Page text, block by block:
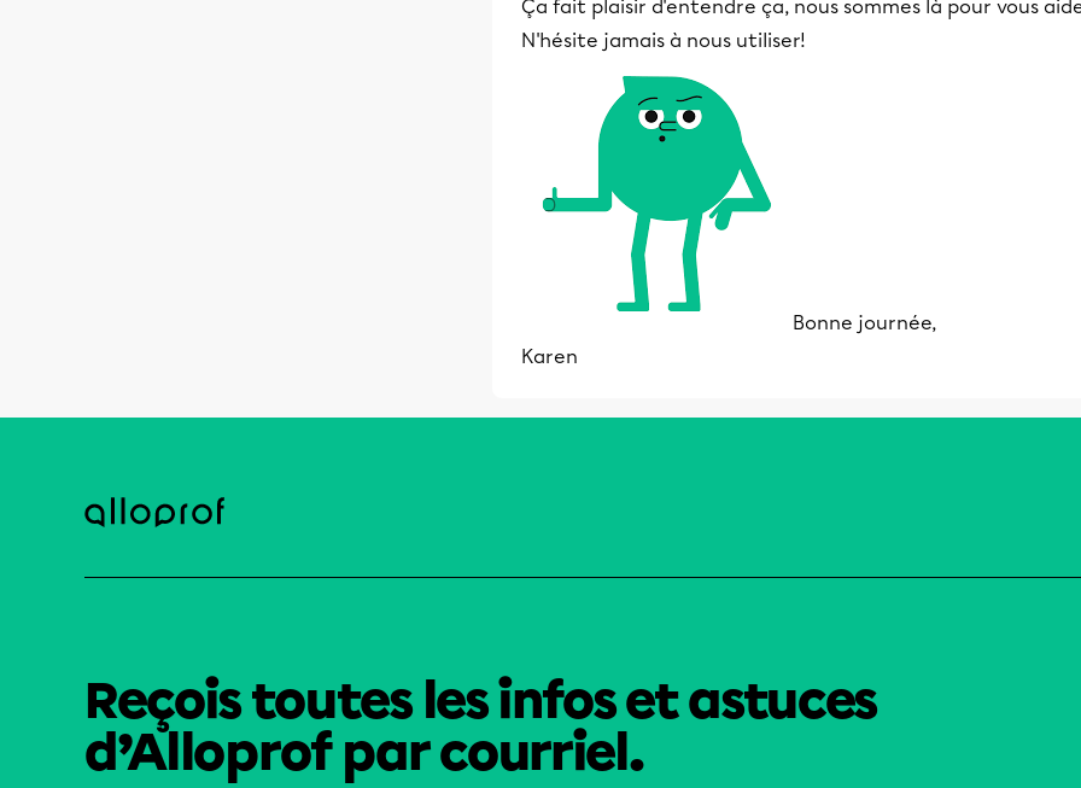
Ça fait plaisir d'entendre ça, nous sommes là pour vous
N'hésite jamais à nous utiliser!
Bonne journée,
Karen
Reçois toutes les infos et astuces
d’Alloprof par courriel.